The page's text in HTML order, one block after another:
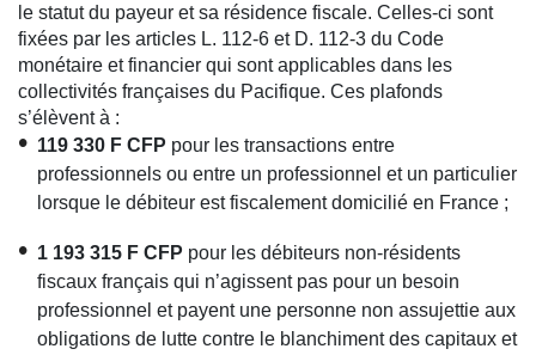
le statut du payeur et sa résidence fiscale. Celles-ci sont
fixées par les articles L. 112-6 et D. 112-3 du Code
monétaire et financier qui sont applicables dans les
collectivités françaises du Pacifique. Ces plafonds
s’élèvent à :
119 330 F CFP pour les transactions entre
professionnels ou entre un professionnel et un particulier
lorsque le débiteur est fiscalement domicilié en France ;
1 193 315 F CFP pour les débiteurs non-résidents
fiscaux français qui n’agissent pas pour un besoin
professionnel et payent une personne non assujettie aux
obligations de lutte contre le blanchiment des capitaux et